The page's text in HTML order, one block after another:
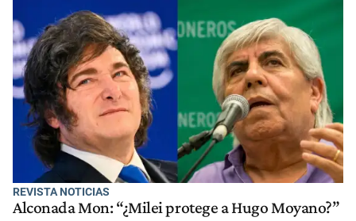
REVISTA NOTICIAS
Alconada Mon: “¿Milei protege a Hugo Moyano?”